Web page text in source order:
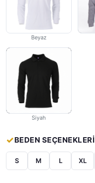
Beyaz
Siyah
BEDEN SEÇENEKLERİ
S M L XL